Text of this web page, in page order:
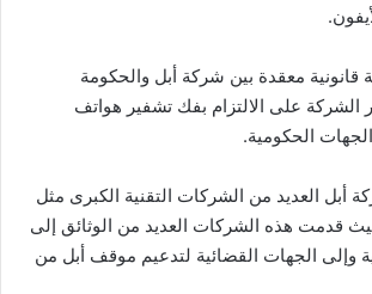
قانونية معقدة بين شركة أبل والحكومة
الشركة على الالتزام بفك تشفير هواتف
الحكومية.
العديد من الشركات التقنية الكبرى مثل
قدمت هذه الشركات العديد من الوثائق إلى
وإلى الجهات القضائية لتدعيم موقف أبل من